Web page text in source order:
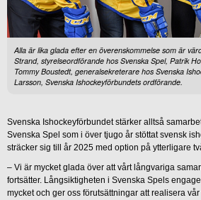
Alla är lika glada efter en överenskommelse som är
Strand, styrelseordförande hos Svenska Spel, Patrik
Tommy Boustedt, generalsekreterare hos Svenska
Larsson, Svenska Ishockeyförbundets ordförande.
Svenska Ishockeyförbundet stärker alltså
Svenska Spel som i över tjugo år stöttat svensk
sträcker sig till år 2025 med option på ytterligare
– Vi är mycket glada över att vårt långvariga
fortsätter. Långsiktigheten i Svenska Spels
mycket och ger oss förutsättningar att realisera